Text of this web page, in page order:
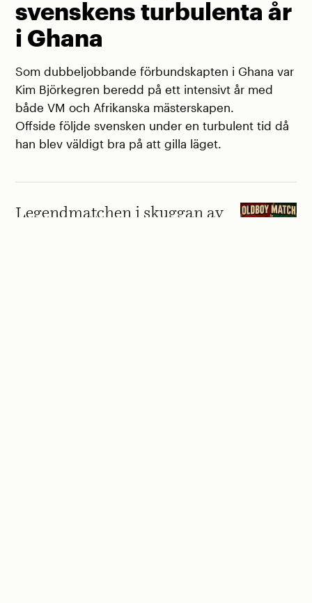
svenskens turbulenta år
i Ghana
Som dubbeljobbande förbundskapten i Ghana var
Kim Björkegren beredd på ett intensivt år med
både VM och Afrikanska mästerskapen.
Offside följde svensken under en turbulent tid då
han blev väldigt bra på att gilla läget.
Legendmatchen i skuggan av